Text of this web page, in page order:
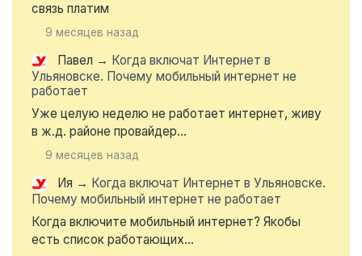
связь платим
9 месяцев назад
Павел → Когда включат Интернет в
Ульяновске. Почему мобильный интернет не
работает
Уже целую неделю не работает интернет, живу
в ж.д. районе провайдер...
9 месяцев назад
Ия → Когда включат Интернет в Ульяновске.
Почему мобильный интернет не работает
Когда включите мобильный интернет? Якобы
есть список работающих...